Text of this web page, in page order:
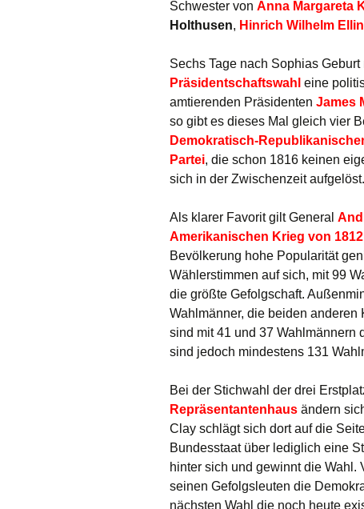
Schwester von Anna Margareta
Holthusen, Hinrich Wilhelm
Sechs Tage nach Sophias
Präsidentschaftswahl eine
amtierenden Präsidenten James
so gibt es dieses Mal gleich vier
Demokratisch-
Partei, die schon 1816 keinen
sich in der Zwischenzeit aufgelöst.
Als klarer Favorit gilt General
Amerikanischen Krieg von 1812
Bevölkerung hohe Popularität
Wählerstimmen auf sich, mit 99
die größte Gefolgschaft.
Wahlmänner, die beiden anderen
sind mit 41 und 37 Wahlmännern
sind jedoch mindestens 131
Bei der Stichwahl der drei
Repräsentantenhaus ändern
Clay schlägt sich dort auf die
Bundesstaat über lediglich eine
hinter sich und gewinnt die Wahl.
seinen Gefolgsleuten die
nächsten Wahl die noch heute